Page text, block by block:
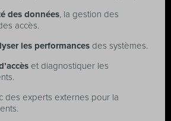
des données, la gestion des
accès.
les performances des systèmes.
et diagnostiquer les
des experts externes pour la